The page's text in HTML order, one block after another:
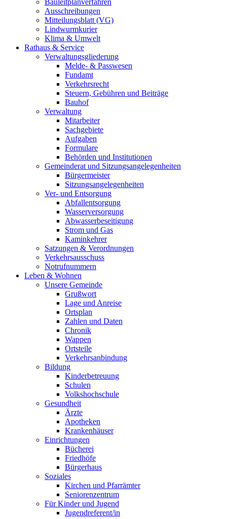
Bauleitplanverfahren
Ausschreibungen
Mitteilungsblatt (VG)
Lindwurmkurier
Klima & Umwelt
Rathaus & Service
Verwaltungsgliederung
Melde- & Passwesen
Fundamt
Verkehrsrecht
Steuern, Gebühren und Beiträge
Bauhof
Verwaltung
Mitarbeiter
Sachgebiete
Aufgaben
Formulare
Behörden und Institutionen
Gemeinderat und Sitzungsangelegenheiten
Bürgermeister
Sitzungsangelegenheiten
Ver- und Entsorgung
Abfallentsorgung
Wasserversorgung
Abwasserbeseitigung
Strom und Gas
Kaminkehrer
Satzungen & Verordnungen
Verkehrsausschuss
Notrufnummern
Leben & Wohnen
Unsere Gemeinde
Grußwort
Lage und Anreise
Ortsplan
Zahlen und Daten
Chronik
Wappen
Ortsteile
Verkehrsanbindung
Bildung
Kinderbetreuung
Schulen
Volkshochschule
Gesundheit
Ärzte
Apotheken
Krankenhäuser
Einrichtungen
Bücherei
Friedhöfe
Bürgerhaus
Soziales
Kirchen und Pfarrämter
Seniorenzentrum
Für Kinder und Jugend
Jugendreferent/in